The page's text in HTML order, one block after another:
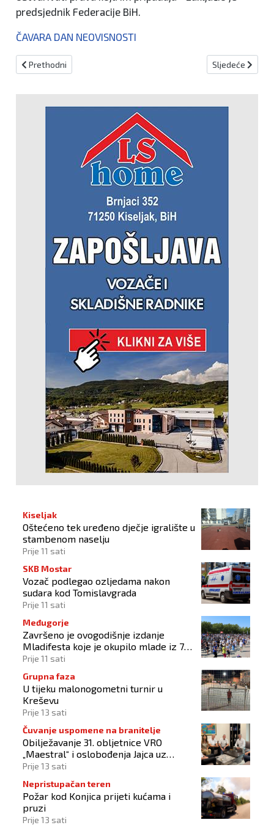
predsjednik Federacije BiH.
ČAVARA DAN NEOVISNOSTI
Prethodni članak: Čović čestitao Dan neovisnosti BiH uz poruku
Prethodni Sljedeći
Sljedeće
Kiseljak
Oštećeno tek uređeno dječje igralište u
stambenom naselju
Prije 11 sati
SKB Mostar
Vozač podlegao ozljedama nakon
sudara kod Tomislavgrada
Prije 11 sati
Međugorje
Završeno je ovogodišnje izdanje
Mladifesta koje je okupilo mlade iz 73
zemlje svijeta
Prije 11 sati
Grupna faza
U tijeku malonogometni turnir u
Kreševu
Prije 13 sati
Čuvanje uspomene na branitelje
Obilježavanje 31. obljetnice VRO
„Maestral“ i oslobođenja Jajca uz
pokroviteljstvo HNS-a BiH
Prije 13 sati
Nepristupačan teren
Požar kod Konjica prijeti kućama i
pruzi
Prije 13 sati